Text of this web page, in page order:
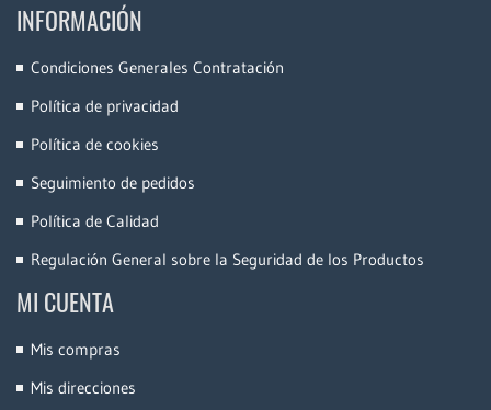
INFORMACIÓN
Condiciones Generales Contratación
Política de privacidad
Política de cookies
Seguimiento de pedidos
Política de Calidad
Regulación General sobre la Seguridad de los Productos
MI CUENTA
Mis compras
Mis direcciones